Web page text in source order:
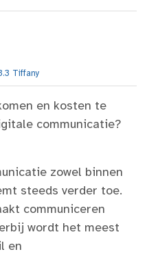
Tiffany
en kosten te
communicatie?
zowel binnen
steeds verder toe.
communiceren
wordt het meest
en